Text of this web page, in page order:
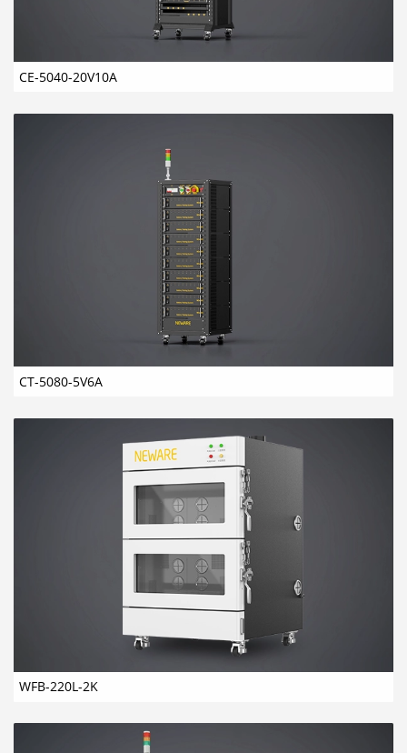
CE-5040-20V10A
CT-5080-5V6A
WFB-220L-2K